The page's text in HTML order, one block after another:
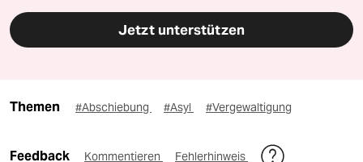
Jetzt unterstützen
Themen #Abschiebung #Asyl #Vergewaltigung
Feedback Kommentieren Fehlerhinweis